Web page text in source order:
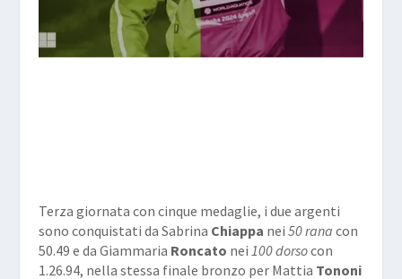
Terza giornata con cinque medaglie, i due argenti
sono conquistati da Sabrina Chiappa nei 50 rana con
50.49 e da Giammaria Roncato nei 100 dorsocon
1.26.94, nella stessa finale bronzo per Mattia Tononi